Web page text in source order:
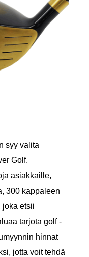
syy valita
Golf.
asiakkaille,
300 kappaleen
joka etsii
tarjota golf -
hinnat
jotta voit tehdä